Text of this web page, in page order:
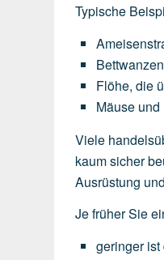
Typische
Bettwanzen
Flöhe, die
Mäuse und
Viele
kaum sicher
Ausrüstung
Je früher Sie
geringer ist